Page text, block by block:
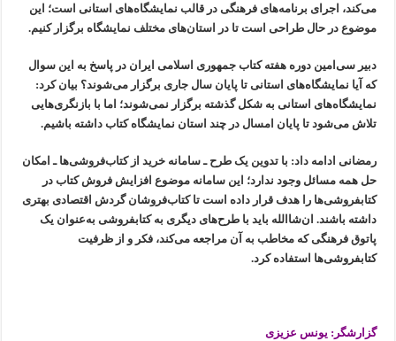
می‌کند، اجرای برنامه‌های فرهنگی در قالب نمایشگاه‌های استانی است؛ این
موضوع در حال طراحی است تا در استان‌های مختلف نمایشگاه برگزار کنیم.
دبیر سی‌امین دوره هفته کتاب جمهوری اسلامی ایران در پاسخ به این سوال
که آیا نمایشگاه‌های استانی تا پایان سال جاری برگزار می‌شوند؟ بیان کرد:
نمایشگاه‌های استانی به شکل گذشته برگزار نمی‌شوند؛ اما با بازنگری‌هایی
تلاش می‌شود تا پایان امسال در چند استان نمایشگاه کتاب داشته باشیم.
رمضانی ادامه داد: با تدوین یک طرح ـ سامانه خرید از کتاب‌فروشی‌ها ـ امکان
حل همه مسائل وجود ندارد؛ این سامانه موضوع افزایش فروش کتاب در
کتابفروشی‌ها را هدف قرار داده است تا کتاب‌فروشان گردش اقتصادی بهتری
داشته باشند. ان‌شاالله باید با طرح‌های دیگری به کتابفروشی به‌عنوان یک
پاتوق فرهنگی که مخاطب به آن مراجعه می‌کند، فکر و از ظرفیت
کتابفروشی‌ها استفاده کرد.
گزارشگر: یونس عزیزی